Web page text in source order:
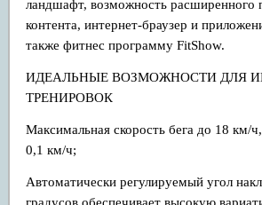
ландшафт, возможность расширенного
контента, интернет-браузер и
также фитнес программу FitShow.
ИДЕАЛЬНЫЕ ВОЗМОЖНОСТИ ДЛЯ
ТРЕНИРОВОК
Максимальная скорость бега до 18 км/
0,1 км/ч;
Автоматически регулируемый угол
градусов обеспечивает высокую